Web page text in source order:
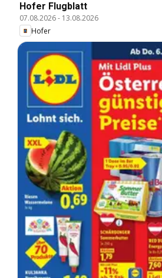
Hofer Flugblatt
07.08.2026- 13.08.2026
Hofer